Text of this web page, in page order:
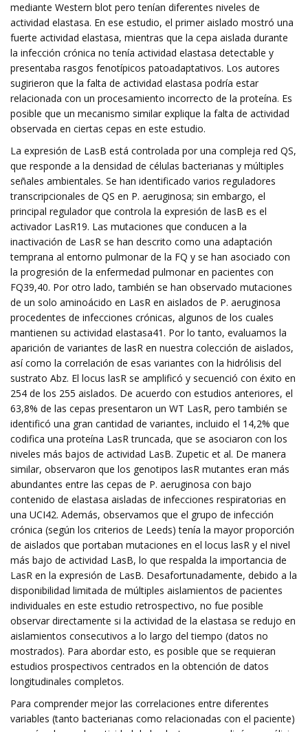
mediante Western blot pero tenían diferentes niveles de
actividad elastasa. En ese estudio, el primer aislado mostró una
fuerte actividad elastasa, mientras que la cepa aislada durante
la infección crónica no tenía actividad elastasa detectable y
presentaba rasgos fenotípicos patoadaptativos. Los autores
sugirieron que la falta de actividad elastasa podría estar
relacionada con un procesamiento incorrecto de la proteína. Es
posible que un mecanismo similar explique la falta de actividad
observada en ciertas cepas en este estudio.
La expresión de LasB está controlada por una compleja red QS,
que responde a la densidad de células bacterianas y múltiples
señales ambientales. Se han identificado varios reguladores
transcripcionales de QS en P. aeruginosa; sin embargo, el
principal regulador que controla la expresión de lasB es el
activador LasR19. Las mutaciones que conducen a la
inactivación de LasR se han descrito como una adaptación
temprana al entorno pulmonar de la FQ y se han asociado con
la progresión de la enfermedad pulmonar en pacientes con
FQ39,40. Por otro lado, también se han observado mutaciones
de un solo aminoácido en LasR en aislados de P. aeruginosa
procedentes de infecciones crónicas, algunos de los cuales
mantienen su actividad elastasa41. Por lo tanto, evaluamos la
aparición de variantes de lasR en nuestra colección de aislados,
así como la correlación de esas variantes con la hidrólisis del
sustrato Abz. El locus lasR se amplificó y secuenció con éxito en
254 de los 255 aislados. De acuerdo con estudios anteriores, el
63,8% de las cepas presentaron un WT LasR, pero también se
identificó una gran cantidad de variantes, incluido el 14,2% que
codifica una proteína LasR truncada, que se asociaron con los
niveles más bajos de actividad LasB. Zupetic et al. De manera
similar, observaron que los genotipos lasR mutantes eran más
abundantes entre las cepas de P. aeruginosa con bajo
contenido de elastasa aisladas de infecciones respiratorias en
una UCI42. Además, observamos que el grupo de infección
crónica (según los criterios de Leeds) tenía la mayor proporción
de aislados que portaban mutaciones en el locus lasR y el nivel
más bajo de actividad LasB, lo que respalda la importancia de
LasR en la expresión de LasB. Desafortunadamente, debido a la
disponibilidad limitada de múltiples aislamientos de pacientes
individuales en este estudio retrospectivo, no fue posible
observar directamente si la actividad de la elastasa se redujo en
aislamientos consecutivos a lo largo del tiempo (datos no
mostrados). Para abordar esto, es posible que se requieran
estudios prospectivos centrados en la obtención de datos
longitudinales completos.
Para comprender mejor las correlaciones entre diferentes
variables (tanto bacterianas como relacionadas con el paciente)